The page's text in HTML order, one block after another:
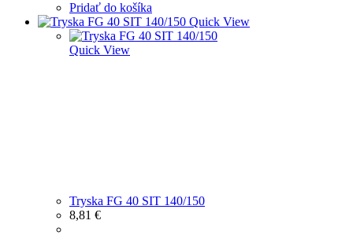
Pridať do košíka
Quick View
Quick View
Tryska FG 40 SIT 140/150
8,81 €